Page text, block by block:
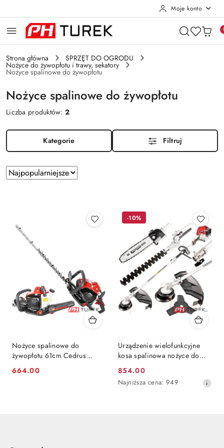
Moje konto
Strona główna SPRZĘT DO OGRODU
Nożyce do żywopłotu i trawy, sekatory
Nożyce spalinowe do żywopłotu
Nożyce spalinowe do żywopłotu
Liczba produktów:2
Kategorie Filtruj
Zastosowano
sortowanie:
Sortuj
według
Nożyce spalinowe do
żywopłotu 61cm Cedrus
CEDNZ02 24,5cm3 610mm
0,85kW
Cena:
664.00
Urządzenie wielofunkcyjne
kosa spalinowa nożyce do
żywopłotu piła Cedrus
Cena
promocyjna:
854.00
Najniższa
Najniższa cena: 949
-10%